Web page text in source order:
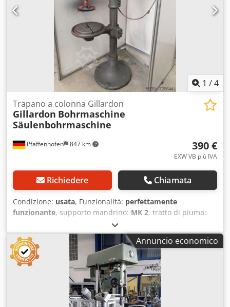
1 /4
Pfaffenhofen 847 km
Trapano a colonna Gillardon
Gillardon Bohrmaschine
Säulenbohrmaschine
390 €
EXW VB più IVA
Richiedere Chiamata
Condizione: usata, Funzionalità: perfettamente
funzionante, supporto mandrino: MK 2, tratto di piuma:
Targhetta disponibile
Trapano a colonna Gillardon Crodpfxjh N Svlo Aiyjf
Produttore: Maschinenfabrik Wilhelm Gillardon II Bretten i.
Baden Secondo le indicazioni riportate sulla targhetta, il
trapano è alimentato da un motore prodotto da VEM
Elektromotorenwerke Thurm. Motore elettrico Motore
asincrono trifase, tipo KPER 80 K 4 VEM Motors Thurm
GmbH, D Zwickau 3 gamme di velocità tramite
Annuncio economico